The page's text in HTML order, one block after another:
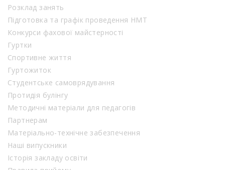
Розклад занять
Підготовка та графік проведення НМТ
Конкурси фахової майстерності
Гуртки
Спортивне життя
Гуртожиток
Студентське самоврядування
Протидія булінгу
Методичні матеріали для педагогів
Партнерам
Матеріально-технічне забезпечення
Наші випускники
Історія закладу освіти